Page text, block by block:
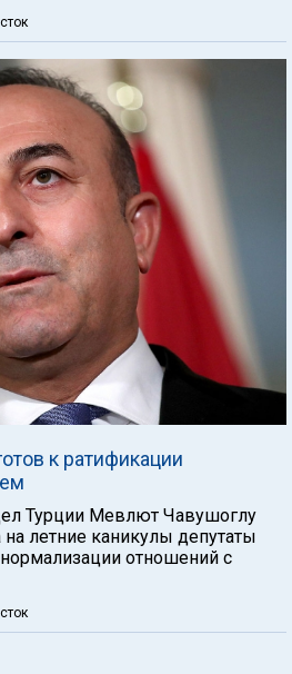
к ратификации
Турции Мевлют Чавушоглу
летние каникулы депутаты
отношений с